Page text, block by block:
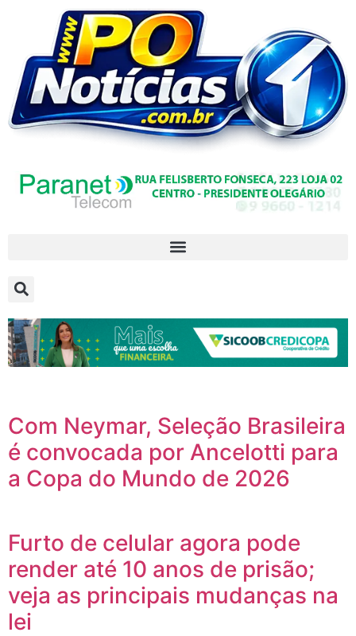
Com Neymar, Seleção Brasileira
é convocada por Ancelotti para
a Copa do Mundo de 2026
Furto de celular agora pode
render até 10 anos de prisão;
veja as principais mudanças na
lei